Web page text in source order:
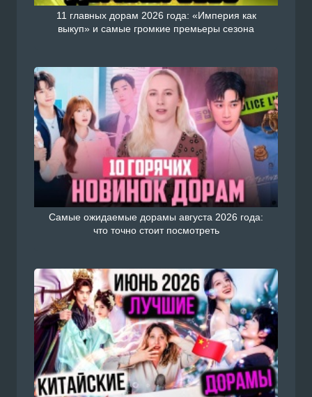
11 главных дорам 2026 года: «Империя как
выкуп» и самые громкие премьеры сезона
Самые ожидаемые дорамы августа 2026 года:
что точно стоит посмотреть